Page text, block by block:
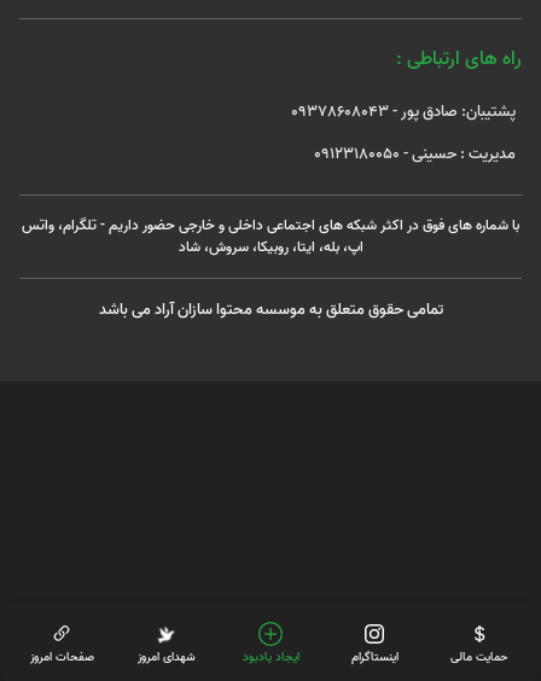
راه های ارتباطی :
پشتیبان: صادق پور - 09378608043
مدیریت : حسینی - 09123180050
با شماره های فوق در اکثر شبکه های اجتماعی داخلی و خارجی حضور داریم - تلگرام، واتس
اپ، بله، ایتا، روبیکا، سروش، شاد
تمامی حقوق متعلق به موسسه محتوا سازان آراد می باشد
حمایت مالی اینستاگرام ایجاد یادبود شهدای امروز صفحات امروز